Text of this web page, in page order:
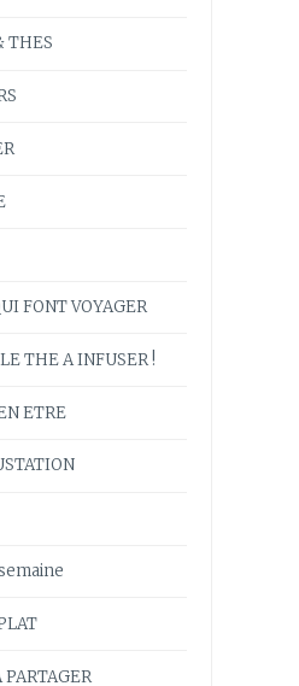
THES
FONT VOYAGER
THE A INFUSER !
ETRE